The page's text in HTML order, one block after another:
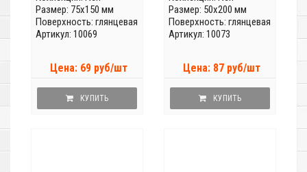
Размер: 75x150 мм
Поверхность: глянцевая
Артикул: 10069
Цена: 69 руб/шт
КУПИТЬ
Размер: 50x200 мм
Поверхность: глянцевая
Артикул: 10073
Цена: 87 руб/шт
КУПИТЬ